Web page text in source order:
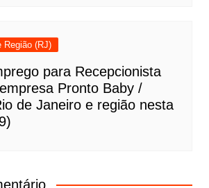
Região (RJ)
para Recepcionista
Pronto Baby /
de Janeiro e região nesta